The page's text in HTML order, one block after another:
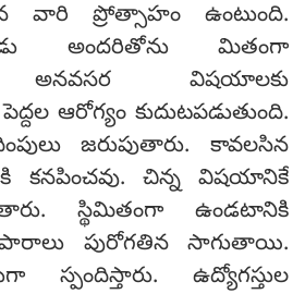
వారి ప్రోత్సాహం ఉంటుంది.
అందరితోను మితంగా
అనవసర విషయాలకు
ఆరోగ్యం కుదుటపడుతుంది.
జరుపుతారు. కావలసిన
కనపించవు. చిన్న విషయానికే
స్థిమితంగా ఉండటానికి
పురోగతిన సాగుతాయి.
స్పందిస్తారు. ఉద్యోగస్తుల